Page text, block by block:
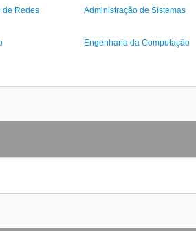
de Redes Administração de Sistemas
Engenharia da Computação